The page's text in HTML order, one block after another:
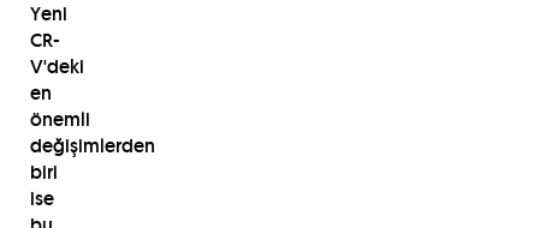
Yeni
CR-
V'deki
en
önemli
değişimlerden
biri
ise